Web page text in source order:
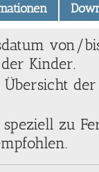
von/
Kinder.
zu